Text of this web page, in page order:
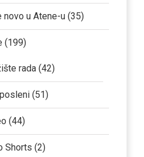
novo u Atene-u (35)
(199)
rada (42)
(51)
(44)
Shorts (2)